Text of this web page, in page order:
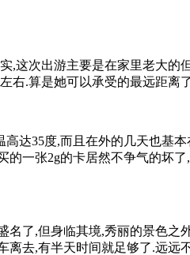
这次出游主要是在家里老大
右.算是她可以承受的最远距离
达35度,而且在外的几天也基
一张2g的卡居然不争气的坏
了,但身临其境,秀丽的景色
去,有半天时间就足够了.远